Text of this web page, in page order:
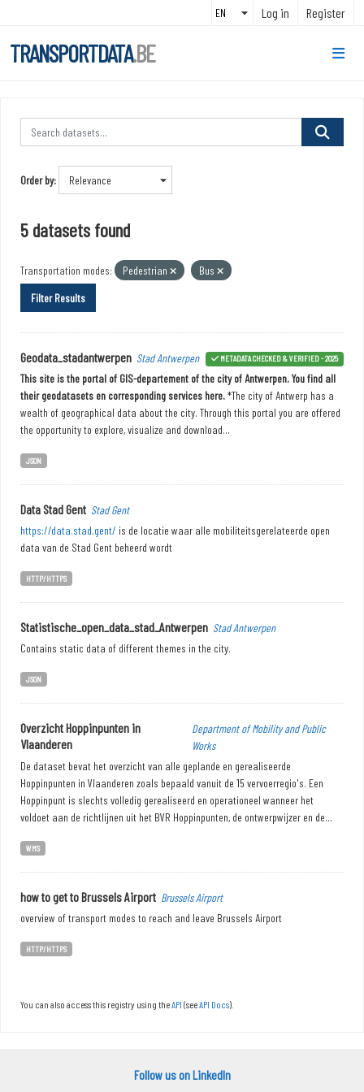
Log in Register
TRANSPORTDATA.BE
Order by
5 datasets found
Transportation modes: Pedestrian
Bus
Filter Results
Geodata_stadantwerpen Stad Antwerpen METADATA CHECKED & VERIFIED - 2025
This site is the portal of GIS-departement of the city of Antwerpen. You find all
their geodatasets en corresponding services here.*The city of Antwerp has a
wealth of geographical data about the city. Through this portal you are offered
the opportunity to explore, visualize and download...
JSON
Data Stad Gent Stad Gent
https://data.stad.gent/ is de locatie waar alle mobiliteitsgerelateerde open
data van de Stad Gent beheerd wordt
HTTP/HTTPS
Statistische_open_data_stad_Antwerpen Stad Antwerpen
Contains static data of different themes in the city.
JSON
Overzicht Hoppinpunten in
Vlaanderen
Department of Mobility and Public
Works
De dataset bevat het overzicht van alle geplande en gerealiseerde
Hoppinpunten in Vlaanderen zoals bepaald vanuit de 15 vervoerregio's. Een
Hoppinpunt is slechts volledig gerealiseerd en operationeel wanneer het
voldoet aan de richtlijnen uit het BVR Hoppinpunten, de ontwerpwijzer en de...
WMS
how to get to Brussels Airport Brussels Airport
overview of transport modes to reach and leave Brussels Airport
HTTP/HTTPS
You can also access this registry using theAPI (seeAPI Docs).
Follow us on LinkedIn